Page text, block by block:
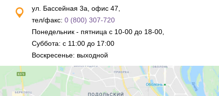
ул. Бассейная 3а, офис 47,
тел/факс: 0 (800) 307-720
Понедельник - пятница с 10-00 до 18-00,
Суббота: с 11:00 до 17:00
Воскресенье: выходной